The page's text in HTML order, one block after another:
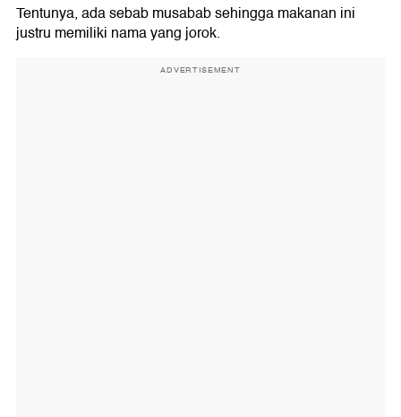
Tentunya, ada sebab musabab sehingga makanan ini
justru memiliki nama yang jorok.
ADVERTISEMENT